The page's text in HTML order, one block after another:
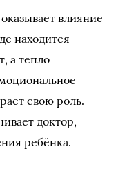
влияние
находится
а тепло
свою роль.
доктор,
ребёнка.